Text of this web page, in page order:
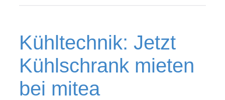
Kühltechnik: Jetzt
Kühlschrank mieten
bei mitea